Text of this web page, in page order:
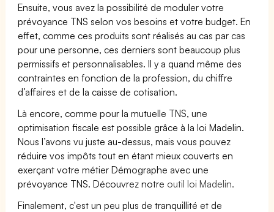
Ensuite, vous avez la possibilité de moduler votre
prévoyance TNS selon vos besoins et votre budget. En
effet, comme ces produits sont réalisés au cas par cas
pour une personne, ces derniers sont beaucoup plus
permissifs et personnalisables. Il y a quand même des
contraintes en fonction de la profession, du chiffre
d’affaires et de la caisse de cotisation.
Là encore, comme pour la mutuelle TNS, une
optimisation fiscale est possible grâce à la loi Madelin.
Nous l’avons vu juste au-dessus, mais vous pouvez
réduire vos impôts tout en étant mieux couverts en
exerçant votre métier Démographe avec une
prévoyance TNS. Découvrez notre outil loi Madelin.
Finalement, c'est un peu plus de tranquillité et de